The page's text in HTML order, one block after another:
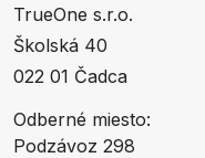
TrueOne s.r.o.
Školská 40
022 01 Čadca
Odberné miesto:
Podzávoz 298